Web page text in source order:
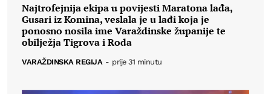
Najtrofejnija ekipa u povijesti Maratona lađa,
Gusari iz Komina, veslala je u lađi koja je
ponosno nosila ime Varaždinske županije te
obilježja Tigrova i Roda
VARAŽDINSKA REGIJA - prije 31 minutu